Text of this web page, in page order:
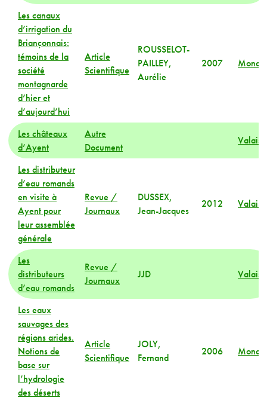
Les canaux
d’irrigation du
Briançonnais:
témoins de la
société
montagnarde
d’hier et
d’aujourd’hui
Article
Scientifique
ROUSSELOT-
PAILLEY,
Aurélie
2007 Monde
Les châteaux
d’Ayent
Autre
Document
Valais
Les distributeur
d’eau romands
en visite à
Ayent pour
leur assemblée
générale
Revue /
Journaux
DUSSEX,
Jean-Jacques
2012 Valais
Les
distributeurs
d’eau romands
Revue /
Journaux
JJD Valais
Les eaux
sauvages des
régions arides.
Notions de
base sur
l’hydrologie
des déserts
Article
Scientifique
JOLY,
Fernand
2006 Monde